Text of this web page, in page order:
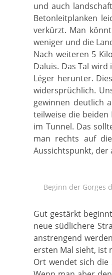
und auch
Betonleitplanken
verkürzt. Man
weniger und die
Nach weiteren 5
Daluis. Das Tal
Léger herunter.
widersprüchlich.
gewinnen deutlich
teilweise die
im Tunnel. Das
man rechts auf
Aussichtspunkt, der
Beginn der Gorges
Gut gestärkt
neue südlichere
anstrengend
ersten Mal sieht, ist
Ort wendet sich